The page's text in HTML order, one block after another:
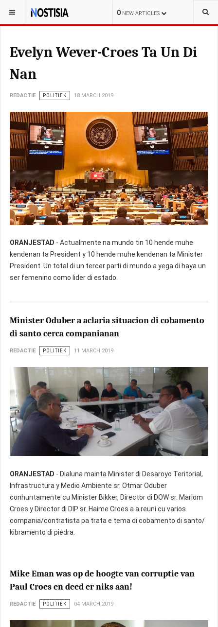
0 NEW ARTICLES
YOU ARE HERE: ARUBA
Evelyn Wever-Croes Ta Un Di
Nan
REDACTIE POLITIEK 18 MARCH 2019
ORANJESTAD - Actualmente na mundo tin 10 hende muhe
kendenan ta President y 10 hende muhe kendenan ta Minister
President. Un total di un tercer parti di mundo a yega di haya un
ser femenino como lider di estado.
Minister Oduber a aclaria situacion di cobamento
di santo cerca companianan
REDACTIE POLITIEK 11 MARCH 2019
ORANJESTAD - Dialuna mainta Minister di Desaroyo Teritorial,
Infrastructura y Medio Ambiente sr. Otmar Oduber
conhuntamente cu Minister Bikker, Director di DOW sr. Marlom
Croes y Director di DIP sr. Haime Croes a a reuni cu varios
compania/contratista pa trata e tema di cobamento di santo/
kibramento di piedra.
Mike Eman was op de hoogte van corruptie van
Paul Croes en deed er niks aan!
REDACTIE POLITIEK 04 MARCH 2019